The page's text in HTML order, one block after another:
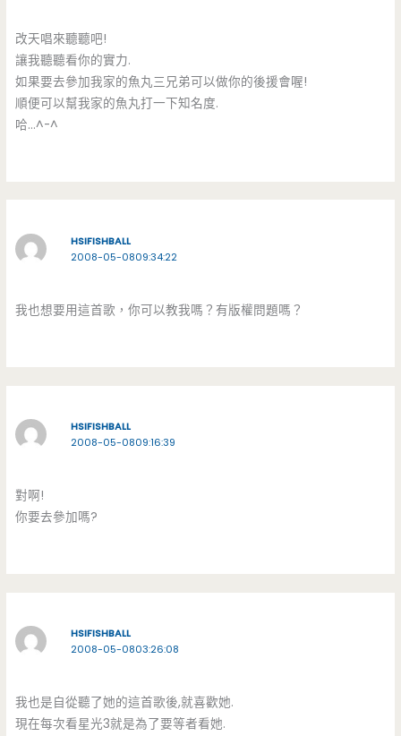
改天唱來聽聽吧!
讓我聽聽看你的實力.
如果要去參加我家的魚丸三兄弟可以做你的後援會喔!
順便可以幫我家的魚丸打一下知名度.
哈…^-^
HSIFISHBALL
2008-05-0809:34:22
我也想要用這首歌，你可以教我嗎？有版權問題嗎？
HSIFISHBALL
2008-05-0809:16:39
對啊!
你要去參加嗎?
HSIFISHBALL
2008-05-0803:26:08
我也是自從聽了她的這首歌後,就喜歡她.
現在每次看星光3就是為了要等者看她.